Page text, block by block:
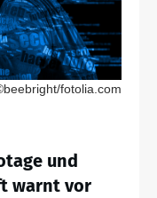
fotolia.com
und
warnt vor